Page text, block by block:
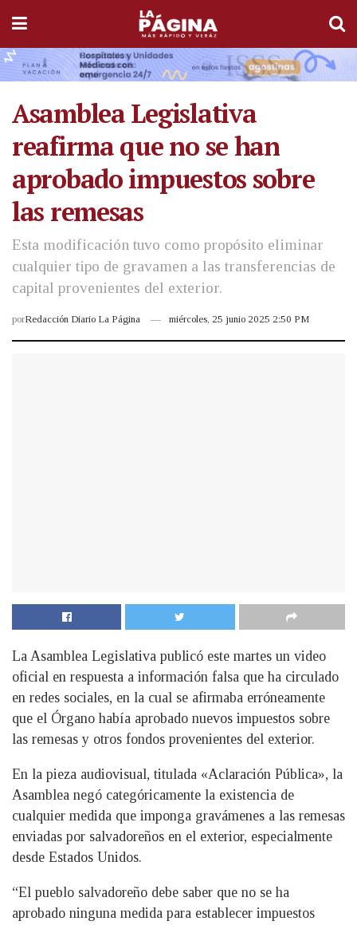
Asamblea Legislativa
reafirma que no se han
aprobado impuestos sobre
las remesas
Esta modificación tuvo como propósito eliminar
cualquier tipo de gravamen a las transferencias de
capital provenientes del exterior.
porRedacción Diario La Página miércoles, 25 junio 2025 2:50 PM
La Asamblea Legislativa publicó este martes un video
oficial en respuesta a información falsa que ha circulado
en redes sociales, en la cual se afirmaba erróneamente
que el Órgano había aprobado nuevos impuestos sobre
las remesas y otros fondos provenientes del exterior.
En la pieza audiovisual, titulada «Aclaración Pública», la
Asamblea negó categóricamente la existencia de
cualquier medida que imponga gravámenes a las remesas
enviadas por salvadoreños en el exterior, especialmente
desde Estados Unidos.
“El pueblo salvadoreño debe saber que no se ha
aprobado ninguna medida para establecer impuestos